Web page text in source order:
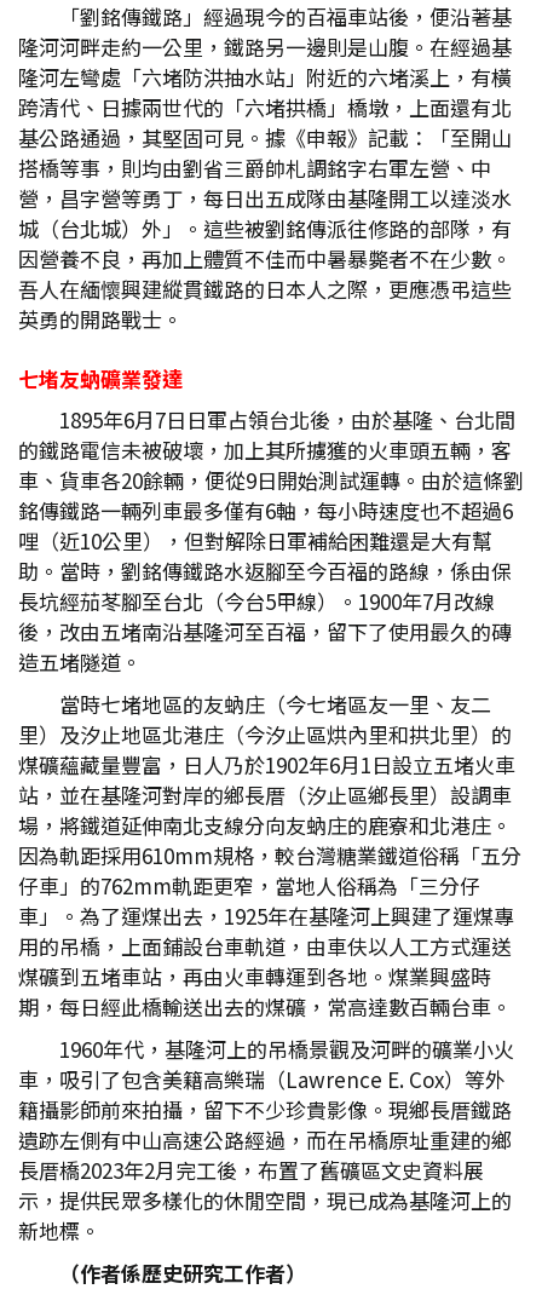
「劉銘傳鐵路」經過現今的百福車站後，便沿著基
隆河河畔走約一公里，鐵路另一邊則是山腹。在經過基
隆河左彎處「六堵防洪抽水站」附近的六堵溪上，有橫
跨清代、日據兩世代的「六堵拱橋」橋墩，上面還有北
基公路通過，其堅固可見。據《申報》記載：「至開山
搭橋等事，則均由劉省三爵帥札調銘字右軍左營、中
營，昌字營等勇丁，每日出五成隊由基隆開工以達淡水
城（台北城）外」。這些被劉銘傳派往修路的部隊，有
因營養不良，再加上體質不佳而中暑暴斃者不在少數。
吾人在緬懷興建縱貫鐵路的日本人之際，更應憑弔這些
英勇的開路戰士。
七堵友蚋礦業發達
1895年6月7日日軍占領台北後，由於基隆、台北間
的鐵路電信未被破壞，加上其所擄獲的火車頭五輛，客
車、貨車各20餘輛，便從9日開始測試運轉。由於這條劉
銘傳鐵路一輛列車最多僅有6軸，每小時速度也不超過6
哩（近10公里），但對解除日軍補給困難還是大有幫
助。當時，劉銘傳鐵路水返腳至今百福的路線，係由保
長坑經茄苳腳至台北（今台5甲線）。1900年7月改線
後，改由五堵南沿基隆河至百福，留下了使用最久的磚
造五堵隧道。
當時七堵地區的友蚋庄（今七堵區友一里、友二
里）及汐止地區北港庄（今汐止區烘內里和拱北里）的
煤礦蘊藏量豐富，日人乃於1902年6月1日設立五堵火車
站，並在基隆河對岸的鄉長厝（汐止區鄉長里）設調車
場，將鐵道延伸南北支線分向友蚋庄的鹿寮和北港庄。
因為軌距採用610mm規格，較台灣糖業鐵道俗稱「五分
仔車」的762mm軌距更窄，當地人俗稱為「三分仔
車」。為了運煤出去，1925年在基隆河上興建了運煤專
用的吊橋，上面鋪設台車軌道，由車伕以人工方式運送
煤礦到五堵車站，再由火車轉運到各地。煤業興盛時
期，每日經此橋輸送出去的煤礦，常高達數百輛台車。
1960年代，基隆河上的吊橋景觀及河畔的礦業小火
車，吸引了包含美籍高樂瑞（Lawrence E. Cox）等外
籍攝影師前來拍攝，留下不少珍貴影像。現鄉長厝鐵路
遺跡左側有中山高速公路經過，而在吊橋原址重建的鄉
長厝橋2023年2月完工後，布置了舊礦區文史資料展
示，提供民眾多樣化的休閒空間，現已成為基隆河上的
新地標。
（作者係歷史研究工作者）